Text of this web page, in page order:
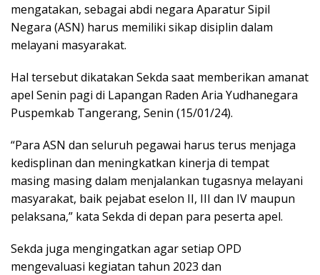
mengatakan, sebagai abdi negara Aparatur Sipil
Negara (ASN) harus memiliki sikap disiplin dalam
melayani masyarakat.
Hal tersebut dikatakan Sekda saat memberikan amanat
apel Senin pagi di Lapangan Raden Aria Yudhanegara
Puspemkab Tangerang, Senin (15/01/24).
“Para ASN dan seluruh pegawai harus terus menjaga
kedisplinan dan meningkatkan kinerja di tempat
masing masing dalam menjalankan tugasnya melayani
masyarakat, baik pejabat eselon II, III dan IV maupun
pelaksana,” kata Sekda di depan para peserta apel.
Sekda juga mengingatkan agar setiap OPD
mengevaluasi kegiatan tahun 2023 dan